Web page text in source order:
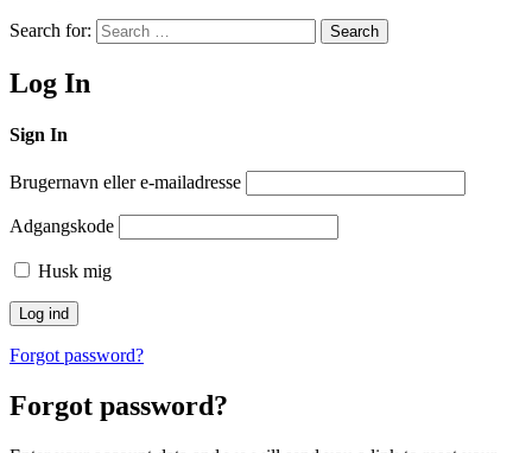
Search for: Search
Log In
Sign In
Brugernavn eller e-mailadresse
Adgangskode
Husk mig
Forgot password?
Forgot password?